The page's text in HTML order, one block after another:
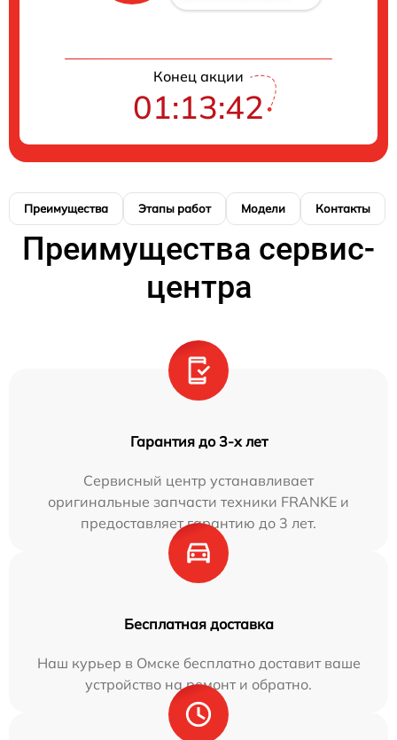
Конец акции
01:13:42
Преимущества Этапы работ Модели Контакты
Преимущества сервис-
центра
Гарантия до 3-х лет
Сервисный центр устанавливает
оригинальные запчасти техники FRANKE и
предоставляет гарантию до 3 лет.
Бесплатная доставка
Наш курьер в Омске бесплатно доставит ваше
устройство на ремонт и обратно.